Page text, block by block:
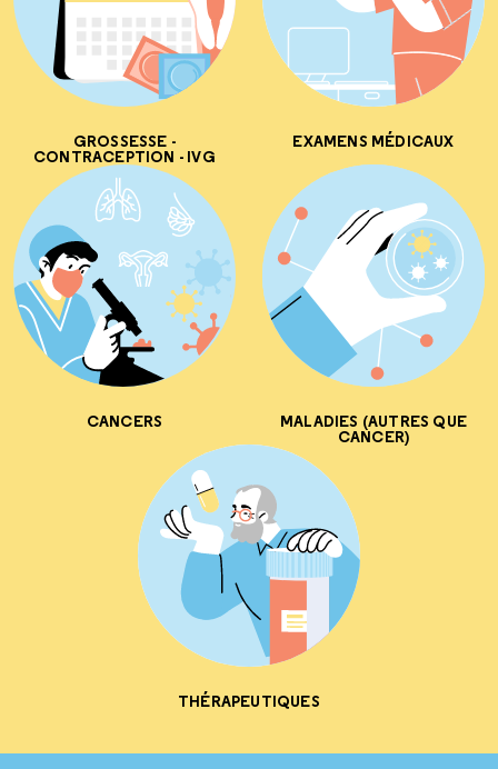
GROSSESSE -
CONTRACEPTION - IVG
EXAMENS MÉDICAUX
CANCERS MALADIES (AUTRES QUE
CANCER)
THÉRAPEUTIQUES